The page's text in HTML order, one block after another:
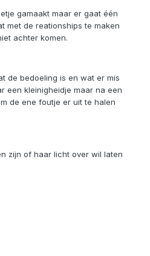
gamaakt maar er gaat één
met de reationships te maken
achter komen.
de bedoeling is en wat er mis
een kleinigheidje maar na een
de ene foutje er uit te halen
zijn of haar licht over wil laten